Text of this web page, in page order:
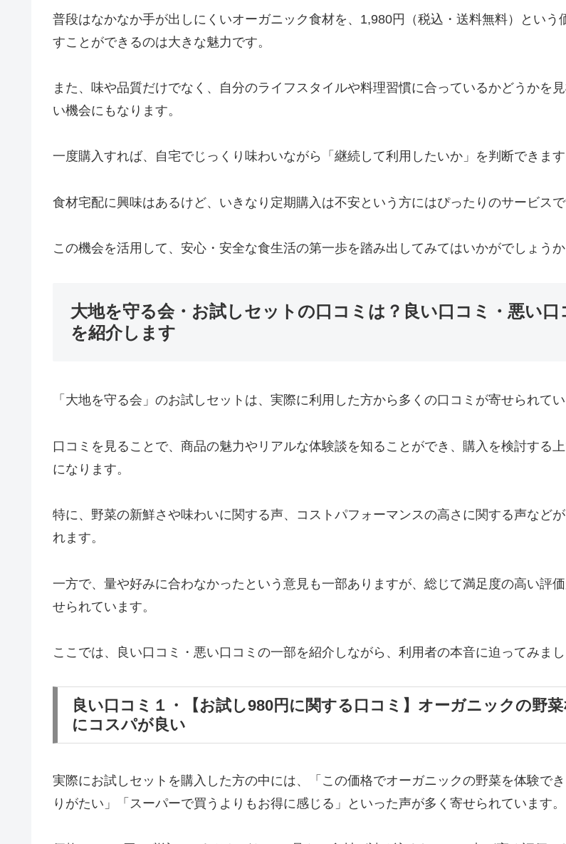
普段はなかなか手が出しにくいオーガニック食材を、1,980円（税込・送料無料）という
すことができるのは大きな魅力です。
また、味や品質だけでなく、自分のライフスタイルや料理習慣に合っているかどうかを
い機会にもなります。
一度購入すれば、自宅でじっくり味わいながら「継続して利用したいか」を判断できます
食材宅配に興味はあるけど、いきなり定期購入は不安という方にはぴったりのサービスで
この機会を活用して、安心・安全な食生活の第一歩を踏み出してみてはいかがでしょうか
大地を守る会・お試しセットの口コミは？良い口コミ・悪い口
を紹介します
「大地を守る会」のお試しセットは、実際に利用した方から多くの口コミが寄せられてい
口コミを見ることで、商品の魅力やリアルな体験談を知ることができ、購入を検討する
になります。
特に、野菜の新鮮さや味わいに関する声、コストパフォーマンスの高さに関する声など
れます。
一方で、量や好みに合わなかったという意見も一部ありますが、総じて満足度の高い評
せられています。
ここでは、良い口コミ・悪い口コミの一部を紹介しながら、利用者の本音に迫ってみまし
良い口コミ１・【お試し980円に関する口コミ】オーガニックの野
にコスパが良い
実際にお試しセットを購入した方の中には、「この価格でオーガニックの野菜を体験で
りがたい」「スーパーで買うよりもお得に感じる」といった声が多く寄せられています。